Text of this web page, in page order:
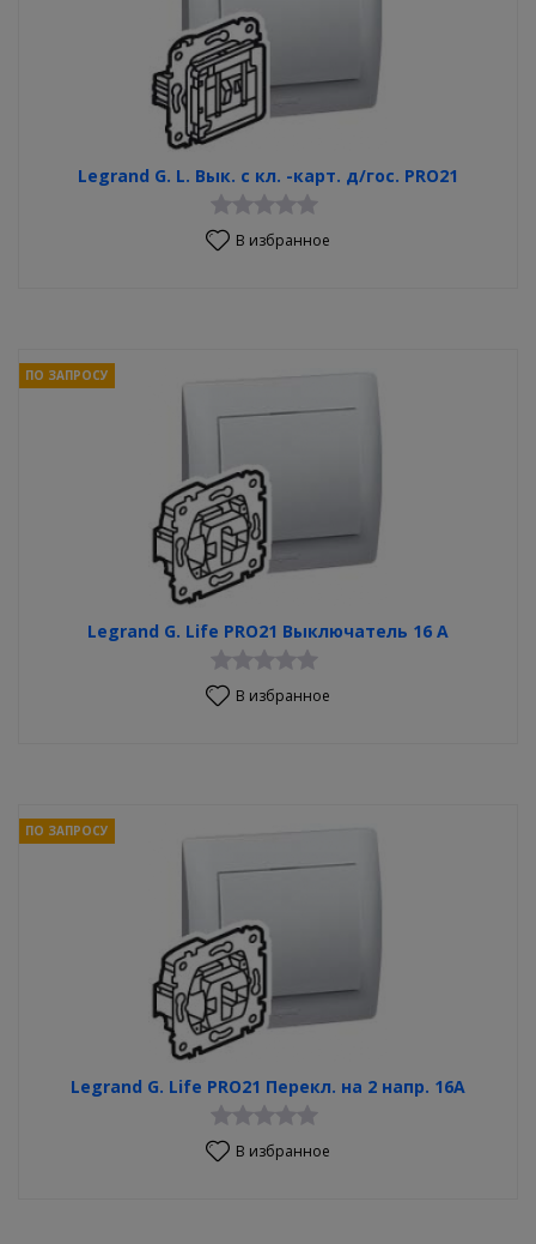
Legrand G. L. Вык. с кл. -карт. д/гос. PRO21
В избранное
Legrand G. Life PRO21 Выключатель 16 А
ПО ЗАПРОСУ
В избранное
Legrand G. Life PRO21 Перекл. на 2 напр. 16А
ПО ЗАПРОСУ
В избранное